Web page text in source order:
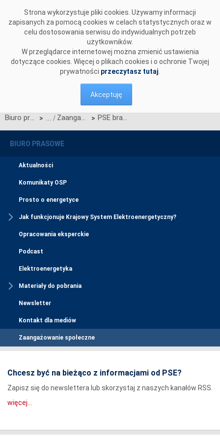
Strona wykorzystuje pliki cookies. Używamy informacji
zapisanych za pomocą cookies w celach statystycznych oraz w
celu dostosowania serwisu do indywidualnych potrzeb
użytkowników.
W przeglądarce internetowej można zmienić ustawienia
dotyczące cookies. Więcej o plikach cookies i o ochronie Twojej
prywatności przeczytasz tutaj
Akceptuję
Biuro prasowe > Zaangażowanie społeczne > PSE branżowym liderem Odpowiedzialnego Biznesu 2022
BIURO PRASOWE
Aktualności
Komunikaty OSP
Prosto o energetyce
Jak funkcjonuje Krajowy System Elektroenergetyczny?
Opracowania eksperckie
Podcast
Elektroenergetyka
Materiały do pobrania
Newsletter
Kontakt dla mediów
Zaangażowanie społeczne
Chcesz być na bieżąco z informacjami od PSE?
Zapisz się do newslettera lub skorzystaj z naszych kanałów RSS.
więcej...